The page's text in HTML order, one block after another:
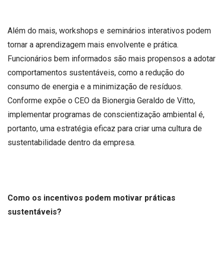
Além do mais, workshops e seminários interativos podem
tornar a aprendizagem mais envolvente e prática.
Funcionários bem informados são mais propensos a adotar
comportamentos sustentáveis, como a redução do
consumo de energia e a minimização de resíduos.
Conforme expõe o CEO da Bionergia Geraldo de Vitto,
implementar programas de conscientização ambiental é,
portanto, uma estratégia eficaz para criar uma cultura de
sustentabilidade dentro da empresa.
Como os incentivos podem motivar práticas
sustentáveis?